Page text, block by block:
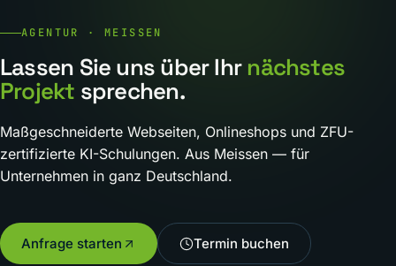
AGENTUR · MEISSEN
Lassen Sie uns über Ihr nächstes
Projekt sprechen.
Maßgeschneiderte Webseiten, Onlineshops und ZFU-
zertifizierte KI-Schulungen. Aus Meissen — für
Unternehmen in ganz Deutschland.
Anfrage starten Termin buchen